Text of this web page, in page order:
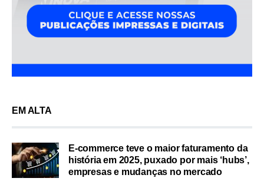
EM ALTA
E-commerce teve o maior faturamento da
história em 2025, puxado por mais ‘hubs’,
empresas e mudanças no mercado